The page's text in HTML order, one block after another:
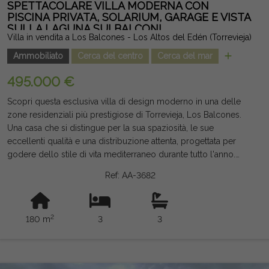
fornite sono indicative e non vincolanti dal punto di vista legale,
e possono contenere errori.
SPETTACOLARE VILLA MODERNA CON
PISCINA PRIVATA, SOLARIUM, GARAGE E VISTA
SULLA LAGUNA SUI BALCONI
Villa in vendita a Los Balcones - Los Altos del Edén (Torrevieja)
Ammobiliato
Cerca del centro Cerca del mar
495.000 €
Scopri questa esclusiva villa di design moderno in una delle
zone residenziali più prestigiose di Torrevieja, Los Balcones.
Una casa che si distingue per la sua spaziosità, le sue
eccellenti qualità e una distribuzione attenta, progettata per
godere dello stile di vita mediterraneo durante tutto l'anno.
uno spettacolare solarium di 30 m², il tutto su un terreno
privato con magnifiche aree esterne e un'elegante piscina
privata di 17 m², ideale per rilassarsi in un ambiente di massima
privacy. Il piano principale offre un ampio e luminoso
Ref: AA-3682
180 m2 3 3